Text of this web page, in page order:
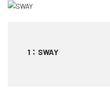
1 ： SWAY